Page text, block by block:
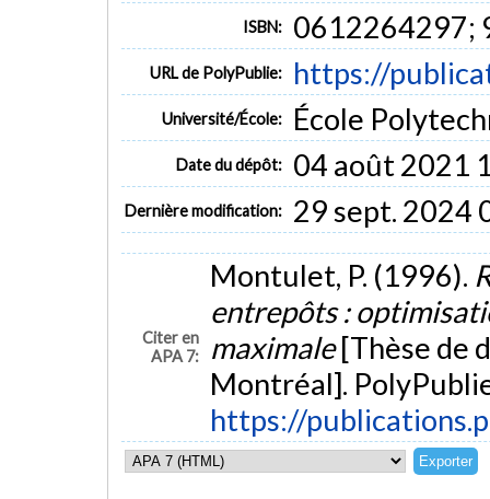
ISBN: 0612264297;
URL de PolyPublie: https://
Université/École: École
Date du dépôt: 04 août 2021
Dernière modification: 29 sept. 2024
Citer en
APA 7:
Montulet, P. (1996).
entrepôts :
maximale[Thèse de
Montréal].
https://